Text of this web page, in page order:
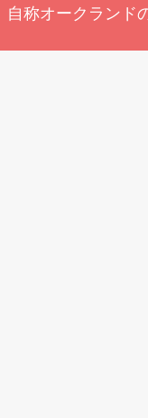
自称オークランド